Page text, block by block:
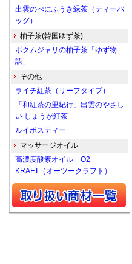
出雲のべにふうき緑茶（ティーバ
ッグ）
柚子茶(韓国ゆず茶)
ボクムジャリの柚子茶「ゆず物
語」
その他
ライチ紅茶（リーフタイプ）
「和紅茶の里紀行」出雲のやさし
い しょうが紅茶
ルイボスティー
マッサージオイル
高濃度酸素オイル O2
KRAFT（オーツークラフト）